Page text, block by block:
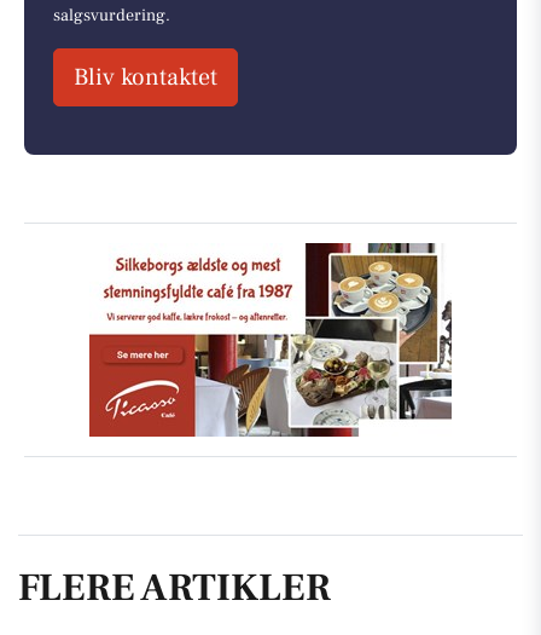
salgsvurdering.
Bliv kontaktet
FLERE ARTIKLER